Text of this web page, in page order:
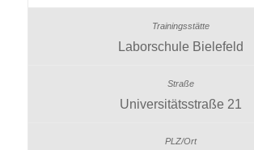
Laborschule Bielefeld
Universitätsstraße 21